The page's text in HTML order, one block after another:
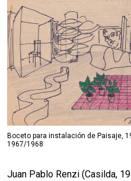
Boceto para instalación de Paisaje,
1967/1968
Juan Pablo Renzi (Casilda,